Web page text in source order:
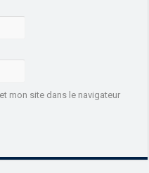
mon site dans le navigateur